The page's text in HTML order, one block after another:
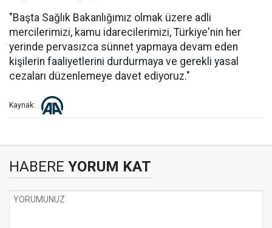
"Başta Sağlık Bakanlığımız olmak üzere adli
mercilerimizi, kamu idarecilerimizi, Türkiye'nin her
yerinde pervasızca sünnet yapmaya devam eden
kişilerin faaliyetlerini durdurmaya ve gerekli yasal
cezaları düzenlemeye davet ediyoruz."
Kaynak:
HABERE YORUM KAT